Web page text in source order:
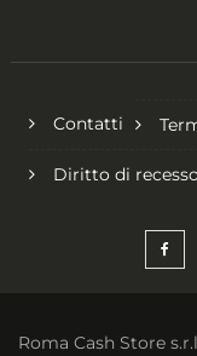
Contatti
Diritto di recesso
Roma Cash Store